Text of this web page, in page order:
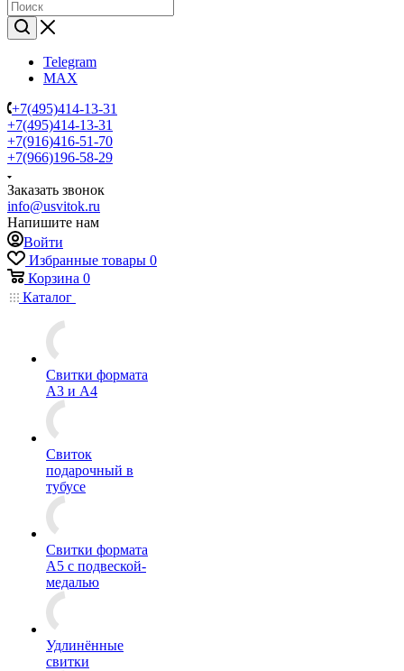
Telegram
MAX
+7(495)414-13-31
+7(495)414-13-31
+7(916)416-51-70
+7(966)196-58-29
Заказать звонок
info@usvitok.ru
Напишите нам
Войти
Избранные товары 0
Корзина 0
Каталог
Свитки формата
А3 и А4
Свиток
подарочный в
тубусе
Свитки формата
А5 с подвеской-
медалью
Удлинённые
свитки